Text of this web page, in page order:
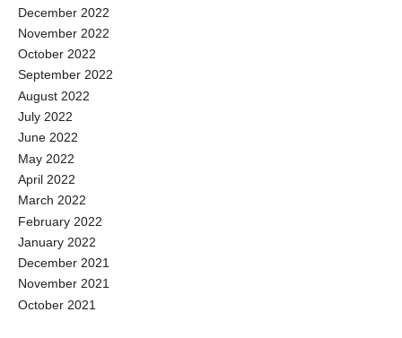
December 2022
November 2022
October 2022
September 2022
August 2022
July 2022
June 2022
May 2022
April 2022
March 2022
February 2022
January 2022
December 2021
November 2021
October 2021